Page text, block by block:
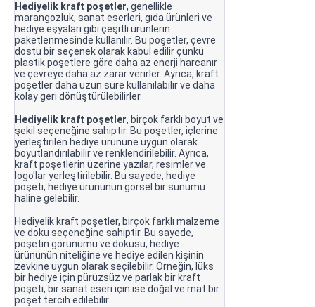
Hediyelik kraft poşetler, genellikle
marangozluk, sanat eserleri, gıda ürünleri ve
hediye eşyaları gibi çeşitli ürünlerin
paketlenmesinde kullanılır. Bu poşetler, çevre
dostu bir seçenek olarak kabul edilir çünkü
plastik poşetlere göre daha az enerji harcanır
ve çevreye daha az zarar verirler. Ayrıca, kraft
poşetler daha uzun süre kullanılabilir ve daha
kolay geri dönüştürülebilirler.
Hediyelik kraft poşetler, birçok farklı boyut ve
şekil seçeneğine sahiptir. Bu poşetler, içlerine
yerleştirilen hediye ürününe uygun olarak
boyutlandırılabilir ve renklendirilebilir. Ayrıca,
kraft poşetlerin üzerine yazılar, resimler ve
logo'lar yerleştirilebilir. Bu sayede, hediye
poşeti, hediye ürününün görsel bir sunumu
haline gelebilir.
Hediyelik kraft poşetler, birçok farklı malzeme
ve doku seçeneğine sahiptir. Bu sayede,
poşetin görünümü ve dokusu, hediye
ürününün niteliğine ve hediye edilen kişinin
zevkine uygun olarak seçilebilir. Örneğin, lüks
bir hediye için pürüzsüz ve parlak bir kraft
poşeti, bir sanat eseri için ise doğal ve mat bir
poşet tercih edilebilir.